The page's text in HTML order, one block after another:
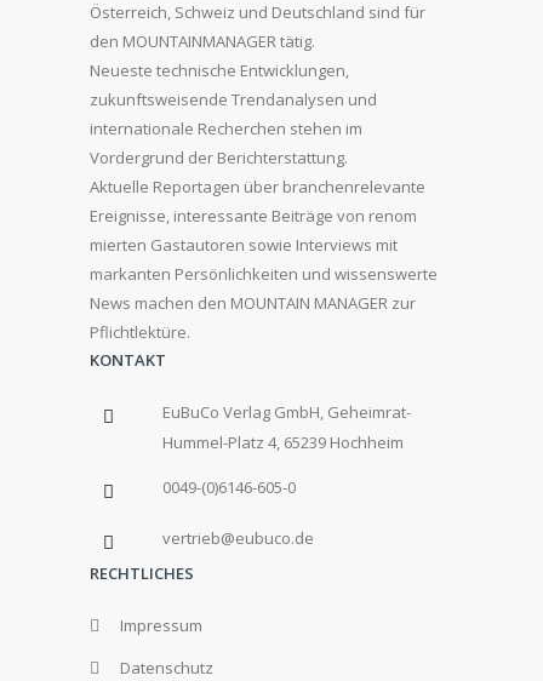
Österreich, Schweiz und Deutschland sind für
den MOUNTAINMANAGER tätig.
Neueste technische Entwicklungen,
zukunftsweisende Trendanalysen und
internationale Recherchen stehen im
Vordergrund der Berichterstattung.
Aktuelle Reportagen über branchenrelevante
Ereignisse, interessante Beiträge von renom
mierten Gastautoren sowie Interviews mit
markanten Persönlichkeiten und wissenswerte
News machen den MOUNTAIN MANAGER zur
Pflichtlektüre.
KONTAKT
EuBuCo Verlag GmbH, Geheimrat-
Hummel-Platz 4, 65239 Hochheim
0049-(0)6146-605-0
vertrieb@eubuco.de
RECHTLICHES
Impressum
Datenschutz